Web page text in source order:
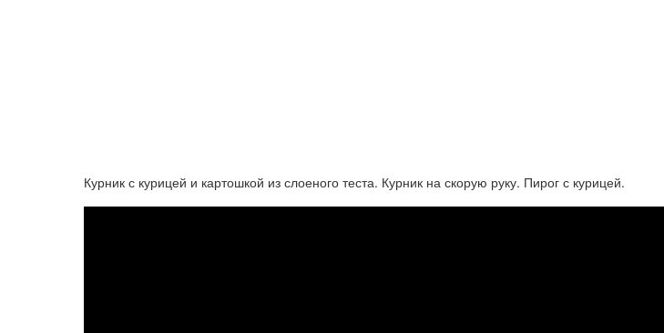
Курник с курицей и картошкой из слоеного теста. Курник на скорую руку. Пирог с курицей.